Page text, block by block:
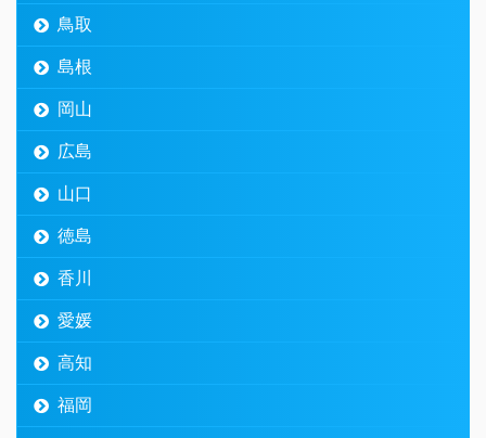
鳥取
島根
岡山
広島
山口
徳島
香川
愛媛
高知
福岡